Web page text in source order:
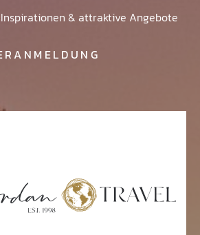
& attraktive Angebote